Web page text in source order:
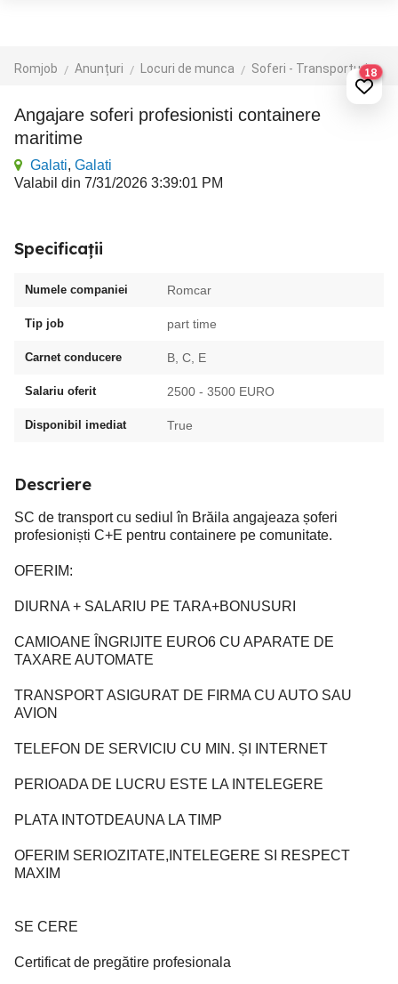
Romjob Anunțuri Locuri de munca Soferi - Transporturi18
Angajare soferi profesionisti containere
maritime
Galati, Galati
Valabil din 7/31/2026 3:39:01 PM
Specificații
Numele companiei Romcar
Tip job part time
Carnet conducere B, C, E
Salariu oferit 2500 - 3500 EURO
Disponibil imediat True
Descriere
SC de transport cu sediul în Brăila angajeaza șoferi
profesioniști C+E pentru containere pe comunitate.
OFERIM:
DIURNA + SALARIU PE TARA+BONUSURI
CAMIOANE ÎNGRIJITE EURO6 CU APARATE DE
TAXARE AUTOMATE
TRANSPORT ASIGURAT DE FIRMA CU AUTO SAU
AVION
TELEFON DE SERVICIU CU MIN. ȘI INTERNET
PERIOADA DE LUCRU ESTE LA INTELEGERE
PLATA INTOTDEAUNA LA TIMP
OFERIM SERIOZITATE,INTELEGERE SI RESPECT
MAXIM
SE CERE
Certificat de pregătire profesionala